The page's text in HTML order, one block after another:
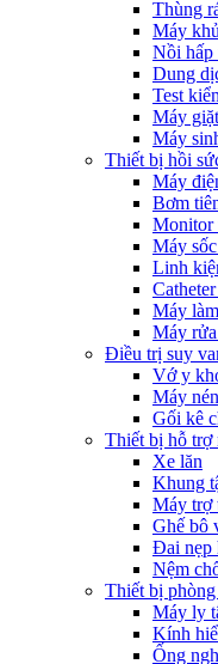
Thùng
Máy
Nồi hấp
Dung
Test
Máy
Máy
Thiết bị hồi
Máy
Bơm
Monitor
Máy
Linh
Máy
Máy
Điều trị suy
Vớ y
Máy
Gối kê
Thiết bị hỗ trợ
Xe lăn
Khung
Máy trợ
Ghế bô
Đai nẹp
Nệm
Thiết bị
Máy ly
Kính
Ống